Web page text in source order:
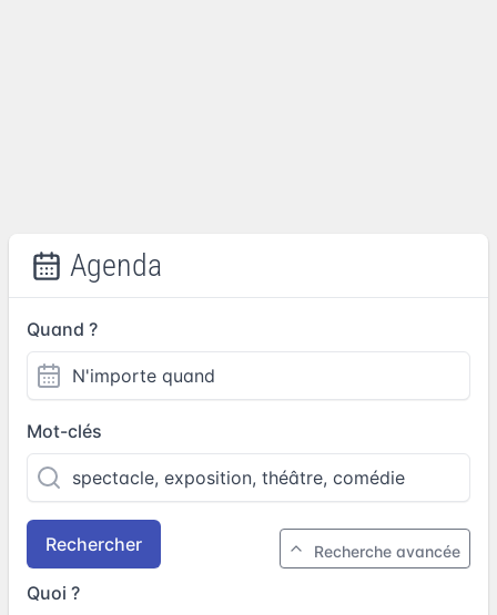
Agenda
Quand ?
Mot-clés
Rechercher Recherche avancée
Quoi ?